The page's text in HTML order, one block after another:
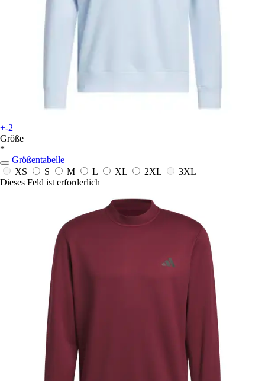
+-2
Größe
*
Größentabelle
XS
S M L XL 2XL
3XL
Dieses Feld ist erforderlich